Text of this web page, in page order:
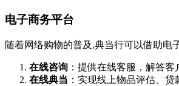
电子商务平台
随着网络购物的普及,典当行可以借助电
在线咨询 ：提供在线客服，解答客
在线典当 ：实现线上物品评估、